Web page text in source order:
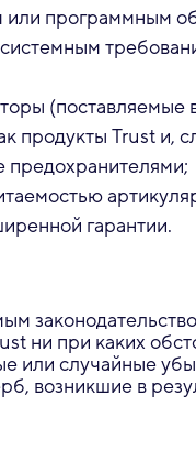
или программным
продукты Trust и,
предохранителями;
гарантии.
ни при каких
или случайные
возникшие в